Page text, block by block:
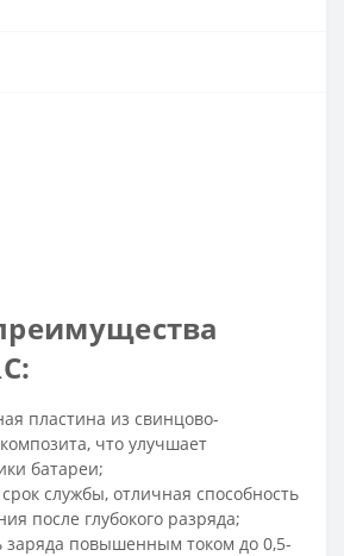
пластина из свинцово-
что улучшает
батареи;
службы, отличная способность
после глубокого разряда;
заряда повышенным током до 0,5-